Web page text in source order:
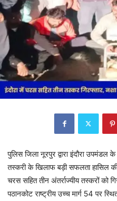
पुलिस जिला नूरपुर द्वारा इंदौरा
तस्करी के खिलाफ बड़ी सफलता हासिल
चरस सहित तीन अंतर्राज्यीय तस्करों को
पठानकोट राष्ट्रीय उच्च मार्ग 54 पर